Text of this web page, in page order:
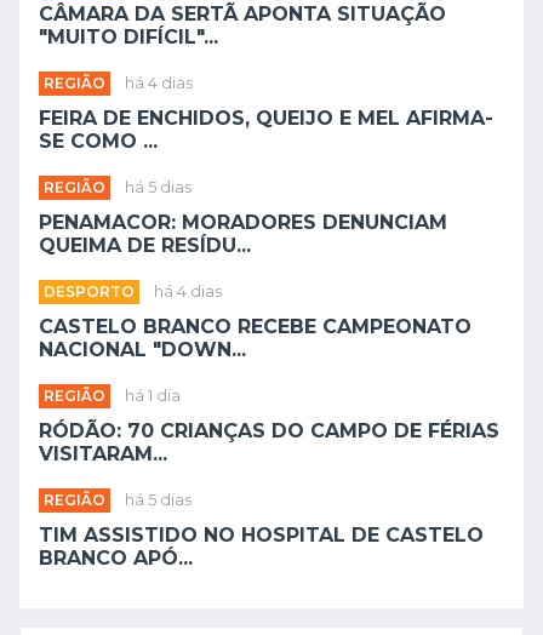
CÂMARA DA SERTÃ APONTA SITUAÇÃO
"MUITO DIFÍCIL"...
REGIÃO há 4 dias
FEIRA DE ENCHIDOS, QUEIJO E MEL AFIRMA-
SE COMO ...
REGIÃO há 5 dias
PENAMACOR: MORADORES DENUNCIAM
QUEIMA DE RESÍDU...
DESPORTO há 4 dias
CASTELO BRANCO RECEBE CAMPEONATO
NACIONAL "DOWN...
REGIÃO há 1 dia
RÓDÃO: 70 CRIANÇAS DO CAMPO DE FÉRIAS
VISITARAM...
REGIÃO há 5 dias
TIM ASSISTIDO NO HOSPITAL DE CASTELO
BRANCO APÓ...